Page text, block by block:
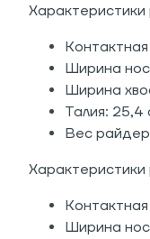
Характеристики
Контактная
Ширина
Ширина
Талия: 25,4
Вес
Характеристики
Ширина